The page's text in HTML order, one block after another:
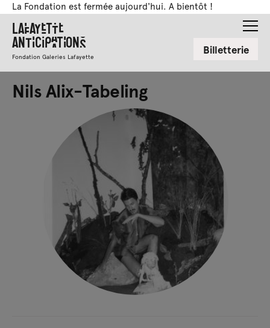
La Fondation est fermée aujourd'hui. A bientôt !
Lafayette
Anticipations
Fondation Galeries Lafayette Billetterie
Nils Alix-Tabeling